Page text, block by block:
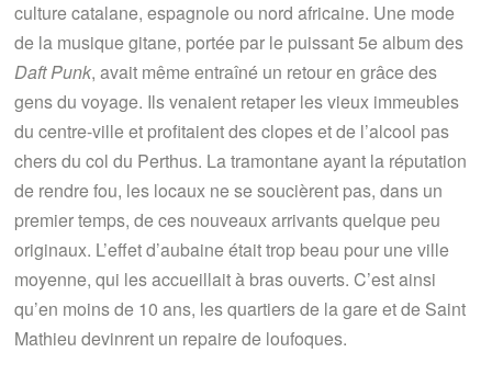
culture catalane, espagnole ou nord africaine. Une mode
de la musique gitane, portée par le puissant 5e album des
Daft Punk, avait même entraîné un retour en grâce des
gens du voyage. Ils venaient retaper les vieux immeubles
du centre-ville et profitaient des clopes et de l’alcool pas
chers du col du Perthus. La tramontane ayant la réputation
de rendre fou, les locaux ne se soucièrent pas, dans un
premier temps, de ces nouveaux arrivants quelque peu
originaux. L’effet d’aubaine était trop beau pour une ville
moyenne, qui les accueillait à bras ouverts. C’est ainsi
qu’en moins de 10 ans, les quartiers de la gare et de Saint
Mathieu devinrent un repaire de loufoques.